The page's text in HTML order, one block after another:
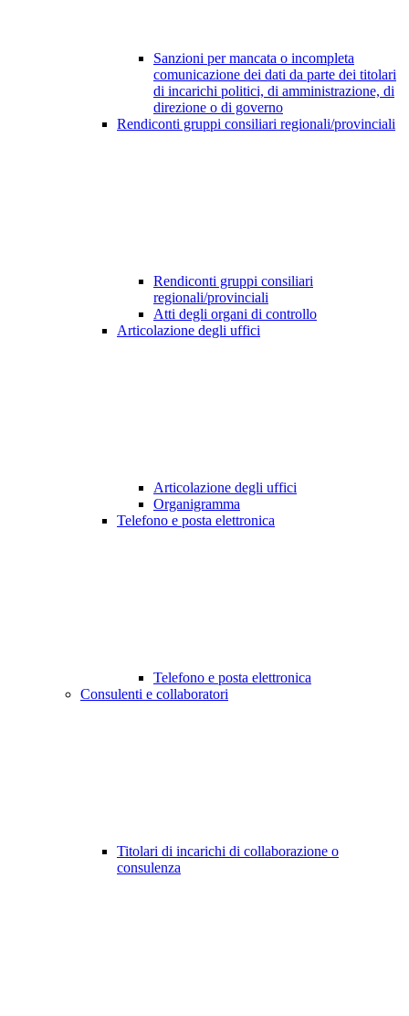
Sanzioni per mancata o incompleta
comunicazione dei dati da parte dei titolari
di incarichi politici, di amministrazione, di
direzione o di governo
Rendiconti gruppi consiliari regionali/provinciali
Rendiconti gruppi consiliari
regionali/provinciali
Atti degli organi di controllo
Articolazione degli uffici
Articolazione degli uffici
Organigramma
Telefono e posta elettronica
Telefono e posta elettronica
Consulenti e collaboratori
Titolari di incarichi di collaborazione o
consulenza